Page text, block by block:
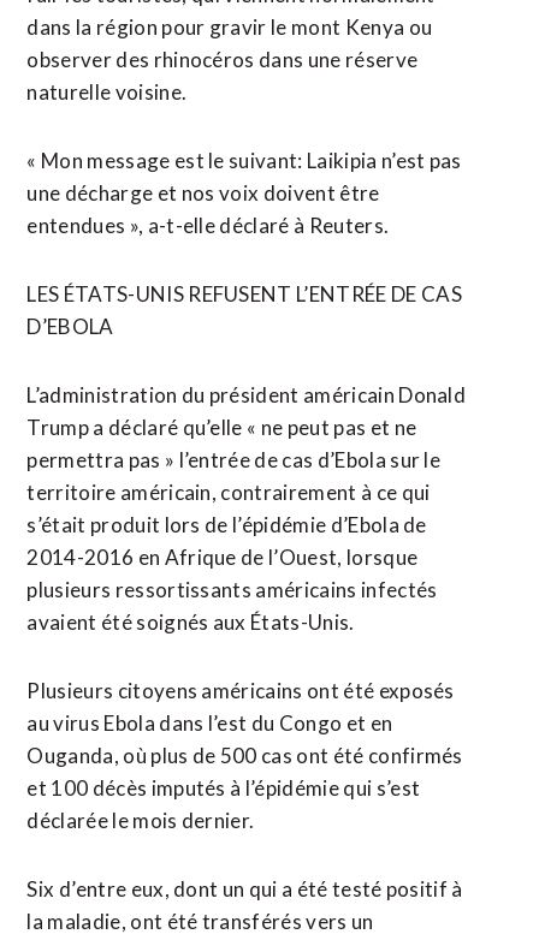
dans la région pour gravir le mont Kenya ou
observer des rhinocéros dans une réserve
naturelle voisine.
« Mon message est le suivant: Laikipia n’est pas
une décharge et ⁠nos voix doivent être
entendues », a-t-elle déclaré à Reuters.
LES ÉTATS-UNIS REFUSENT L’ENTRÉE DE CAS
D’EBOLA
L’administration du président américain Donald
Trump a déclaré qu’elle « ne peut pas et ne
permettra pas » l’entrée de cas d’Ebola sur le
territoire américain, contrairement à ce qui
s’était produit lors de l’épidémie d’Ebola de
2014-2016 en Afrique de l’Ouest, lorsque
plusieurs ressortissants américains infectés
avaient été soignés aux États-Unis.
Plusieurs citoyens américains ont été exposés
au virus Ebola dans l’est du Congo et en
Ouganda, où plus de 500 cas ont été confirmés
et 100 décès imputés à l’épidémie qui s’est
déclarée le mois dernier.
Six ⁠d’entre eux, ‌dont un qui a été testé positif à
la maladie, ont été transférés vers un